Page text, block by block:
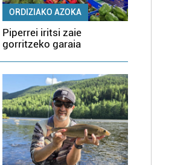
ORDIZIAKO AZOKA
Piperrei iritsi zaie
gorritzeko garaia